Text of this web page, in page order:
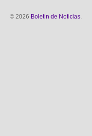
© 2026 Boletin de Noticias.